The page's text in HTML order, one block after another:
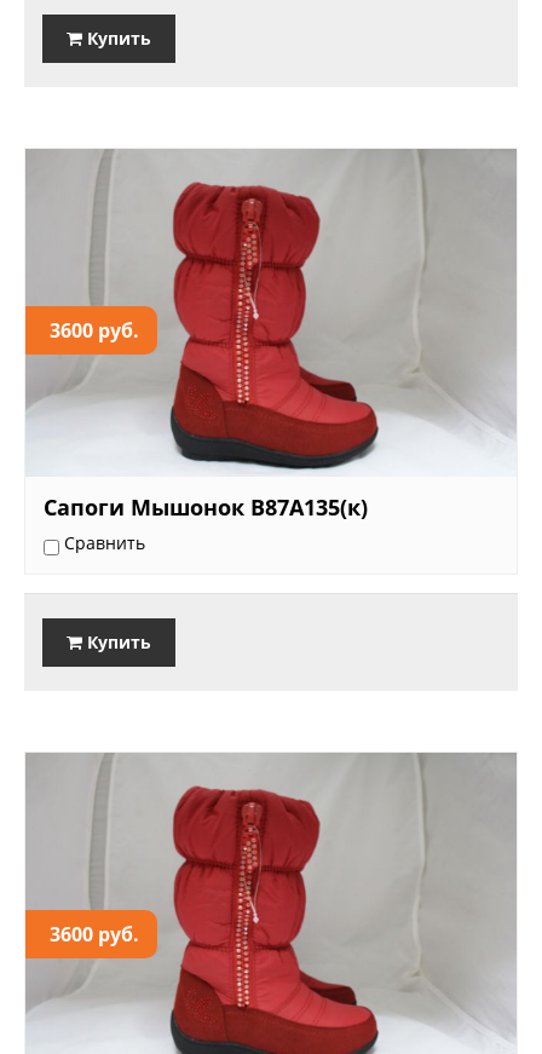
Купить
3600 руб.
Сапоги Мышонок B87A135(к)
Сравнить
Купить
3600 руб.